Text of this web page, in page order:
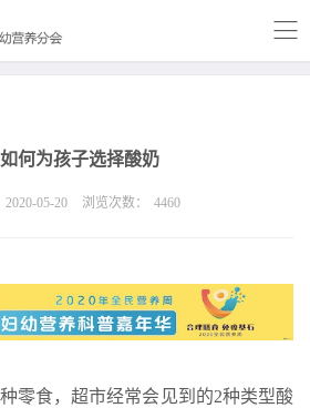
何为孩子选择酸奶
05-20 浏览次数： 4460
食，超市经常会见到的2种类型酸